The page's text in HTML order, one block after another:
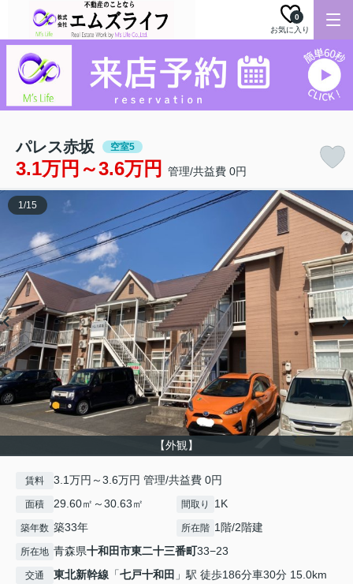
お気に入り
0
パレス赤坂 空室5
3.1万円～3.6万円 管理/共益費 0円
【外観】
1 /15
賃料 3.1万円～3.6万円 管理/共益費 0円
面積 29.60㎡～30.63㎡ 間取り 1K
築年数 築33年 所在階 1階/2階建
所在地 青森県十和田市東二十三番町33−23
交通 東北新幹線 「七戸十和田 」駅 徒歩186分車30分 15.0km